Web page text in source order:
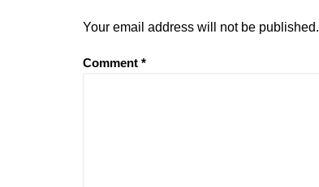
Your email address will not be published.
Comment *